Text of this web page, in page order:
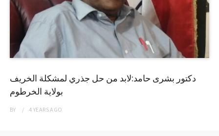
دكتور بشرى حامد:لابد من حل جذري لمشكلة الخريف
بولاية الخرطوم
BY 4 YEARSAGO